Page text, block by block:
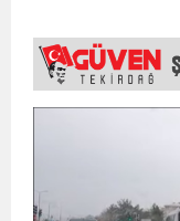
DEĞİŞİM
12:32 YENİDEN
YENİ
6.